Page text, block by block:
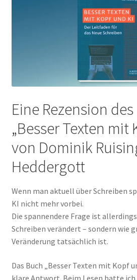
Eine Rezension
„Besser Texten mit
von Dominik
Heddergott
Wenn man aktuell über Schreiben
KI nicht mehr vorbei.
Die spannendere Frage ist
Schreiben verändert – sondern wie
Veränderung tatsächlich ist.
Das Buch „Besser Texten mit Kopf
klare Antwort. Beim Lesen hatte